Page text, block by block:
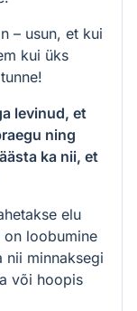
– usun, et kui
kui üks
levinud, et
ning
ka nii, et
elu
on loobumine
nii minnaksegi
või hoopis